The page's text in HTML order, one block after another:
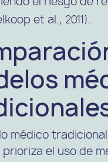
et al., 2011).
médico
prioriza el uso de